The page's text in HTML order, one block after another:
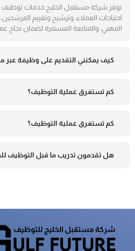
توفر شركة مستقبل الخليج خدمات توظيف
احتياجات العملاء، وترشيح وتقييم
المهني، والمتابعة المستمرة لضمان نجاح
كيف يمكنني التقديم على وظيفة عبر
كم تستغرق عملية التوظيف؟
كم تستغرق عملية التوظيف؟
هل تقدمون تدريب ما قبل التوظيف